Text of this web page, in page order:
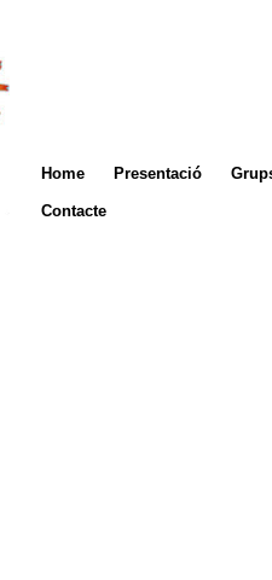
Home Presentació
Contacte